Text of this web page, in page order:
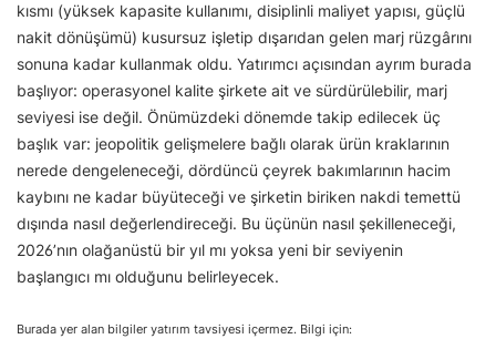
kısmı (yüksek kapasite kullanımı, disiplinli maliyet yapısı, güçlü
nakit dönüşümü) kusursuz işletip dışarıdan gelen marj rüzgârını
sonuna kadar kullanmak oldu. Yatırımcı açısından ayrım burada
başlıyor: operasyonel kalite şirkete ait ve sürdürülebilir, marj
seviyesi ise değil. Önümüzdeki dönemde takip edilecek üç
başlık var: jeopolitik gelişmelere bağlı olarak ürün kraklarının
nerede dengeleneceği, dördüncü çeyrek bakımlarının hacim
kaybını ne kadar büyüteceği ve şirketin biriken nakdi temettü
dışında nasıl değerlendireceği. Bu üçünün nasıl şekilleneceği,
2026’nın olağanüstü bir yıl mı yoksa yeni bir seviyenin
başlangıcı mı olduğunu belirleyecek.
Burada yer alan bilgiler yatırım tavsiyesi içermez. Bilgi için: